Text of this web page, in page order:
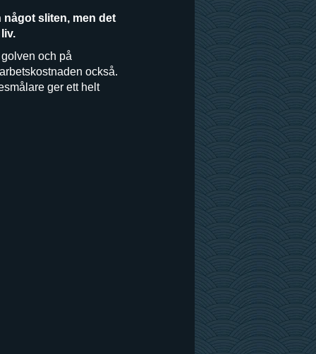
något sliten, men det
och på
också.
ger ett helt